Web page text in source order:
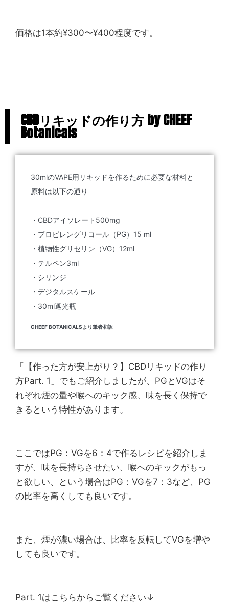
価格は1本約¥300〜¥400程度です。
CBDリキッドの作り方 by CHEEF
Botanicals
30mlのVAPE用リキッドを作るために必要な材料と
原料は以下の通り
・CBDアイソレート500mg
・プロピレングリコール（PG）15 ml
・植物性グリセリン（VG）12ml
・テルペン3ml
・シリンジ
・デジタルスケール
・30ml遮光瓶
CHEEF BOTANICALSより筆者和訳
「【作った方が安上がり？】CBDリキッドの作り
方Part. 1」でもご紹介しましたが、PGとVGはそ
れぞれ煙の量や喉へのキック感、味を長く保持で
きるという特性があります。
ここではPG：VGを6：4で作るレシピを紹介しま
すが、味を長持ちさせたい、喉へのキックがもっ
と欲しい、という場合はPG：VGを7：3など、PG
の比率を高くしても良いです。
また、煙が濃い場合は、比率を反転してVGを増や
しても良いです。
Part. 1はこちらからご覧ください↓